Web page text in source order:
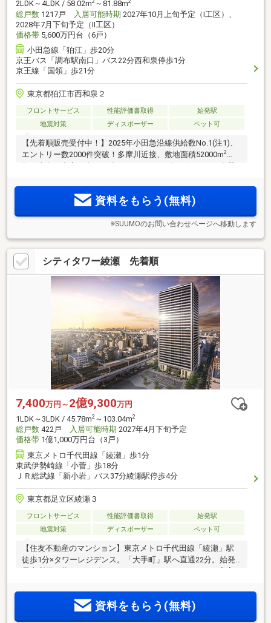
2LDK～4LDK / 58.02m2 ～81.88m2
総戸数 1217戸 入居可能時期 2027年10月上旬予定（I工区）、
2028年7月下旬予定（II工区）
価格帯 5,600万円台（6戸）
小田急線「狛江」歩20分
京王バス「調布駅南口」バス22分西和泉停歩1分
京王線「国領」歩21分
東京都狛江市西和泉２
フロントサービス 性能評価書取得
始発駅
地震対策
ディスポーザー ペット可
【先着順販売受付中！】2025年小田急沿線供給数No.1(注1)、
エントリー数2000件突破！多摩川近接、敷地面積52000m2
Oriented(認証取得済)、オンライン相談会も開催中
資料をもらう(無料)
※SUUMOのお問い合わせページへ移動します
シティタワー綾瀬 先着順
7,400万円～ 2億9,300万円
1LDK～3LDK / 45.78m2 ～103.04m2
総戸数 422戸 入居可能時期 2027年4月下旬予定
価格帯 1億1,000万円台（3戸）
東京メトロ千代田線「綾瀬」歩1分
東武伊勢崎線「小菅」歩18分
ＪＲ総武線「新小岩」バス37分綾瀬駅停歩4分
東京都足立区綾瀬３
フロントサービス 性能評価書取得
始発駅
地震対策
ディスポーザー ペット可
【住友不動産のマンション】東京メトロ千代田線「綾瀬」駅
徒歩1分×タワーレジデンス。「大手町」駅へ直通22分。始発
ビス、制震構造で安心と快適を追求。ディスポーザー・床暖
資料をもらう(無料)